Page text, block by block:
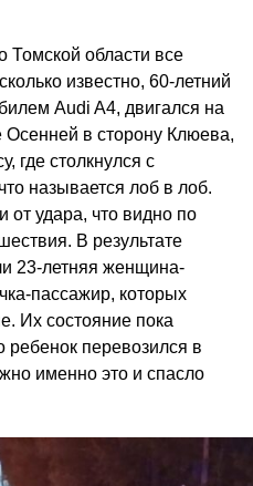
области все
известно, 60-летний
Audi A4, двигался на
Осенней в сторону Клюева,
где столкнулся с
называется лоб в лоб.
удара, что видно по
В результате
23-летняя женщина-
пассажир, которых
Их состояние пока
ребенок перевозился в
именно это и спасло